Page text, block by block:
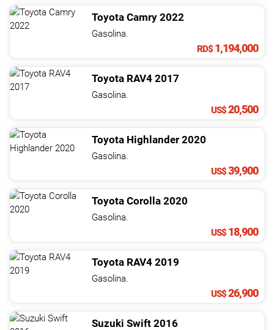
NOTICIAS
Toyota Camry 2022
Gasolina.
RD$ 1,194,000
Toyota RAV4 2017
Gasolina.
US$20,500
Toyota Highlander 2020
Gasolina.
US$39,900
Toyota Corolla 2020
Gasolina.
US$ 18,900
Toyota RAV4 2019
Gasolina.
US$26,900
Suzuki Swift 2016